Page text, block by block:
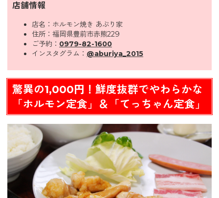
店舗情報
店名：ホルモン焼き あぶり家
住所：福岡県豊前市赤熊229
ご予約： 0979-82-1600
インスタグラム： @aburiya_2015
驚異の1,000円！鮮度抜群でやわらかな
「ホルモン定食」＆「てっちゃん定食」